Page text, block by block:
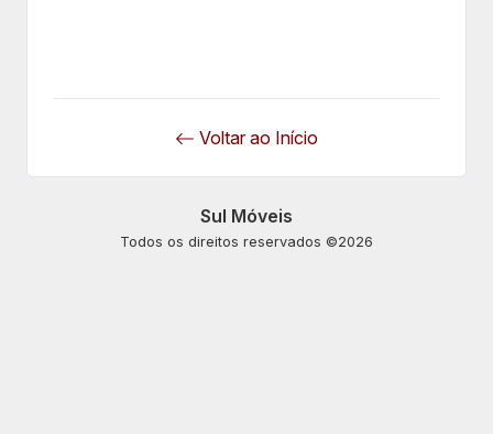
Voltar ao Início
Sul Móveis
Todos os direitos reservados ©2026